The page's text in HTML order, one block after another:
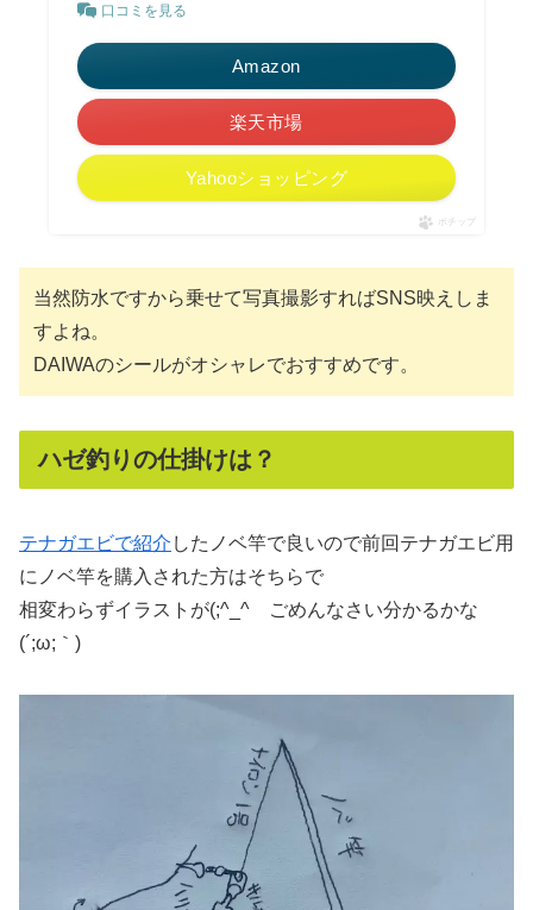
口コミを見る
Amazon
楽天市場
Yahooショッピング
ポチップ
当然防水ですから乗せて写真撮影すればSNS映えしま
すよね。
DAIWAのシールがオシャレでおすすめです。
ハゼ釣りの仕掛けは？
テナガエビで紹介 したノベ竿で良いので前回テナガエビ用
にノベ竿を購入された方はそちらで
相変わらずイラストが(;^_^ ごめんなさい分かるかな
(´;ω;｀)